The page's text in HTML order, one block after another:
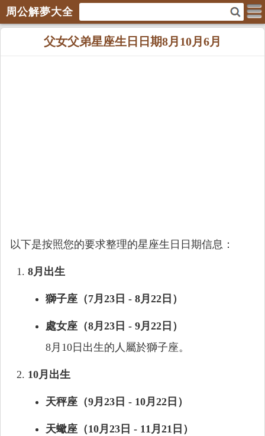
周公解夢大全
父女父弟星座生日日期8月10月6月
以下是按照您的要求整理的星座生日日期信息：
8月出生
獅子座（7月23日 - 8月22日）
處女座（8月23日 - 9月22日）
8月10日出生的人屬於獅子座。
10月出生
天秤座（9月23日 - 10月22日）
天蠍座（10月23日 - 11月21日）